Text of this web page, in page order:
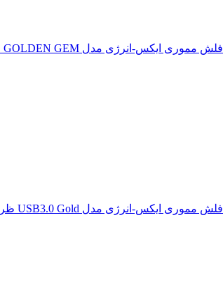
فلش مموری ایکس-انرژی مدل GOLDEN GEM ظرفیت 16 گیگابایت
فلش مموری ایکس-انرژی مدل USB3.0 Gold ظرفیت 32 گیگابایت